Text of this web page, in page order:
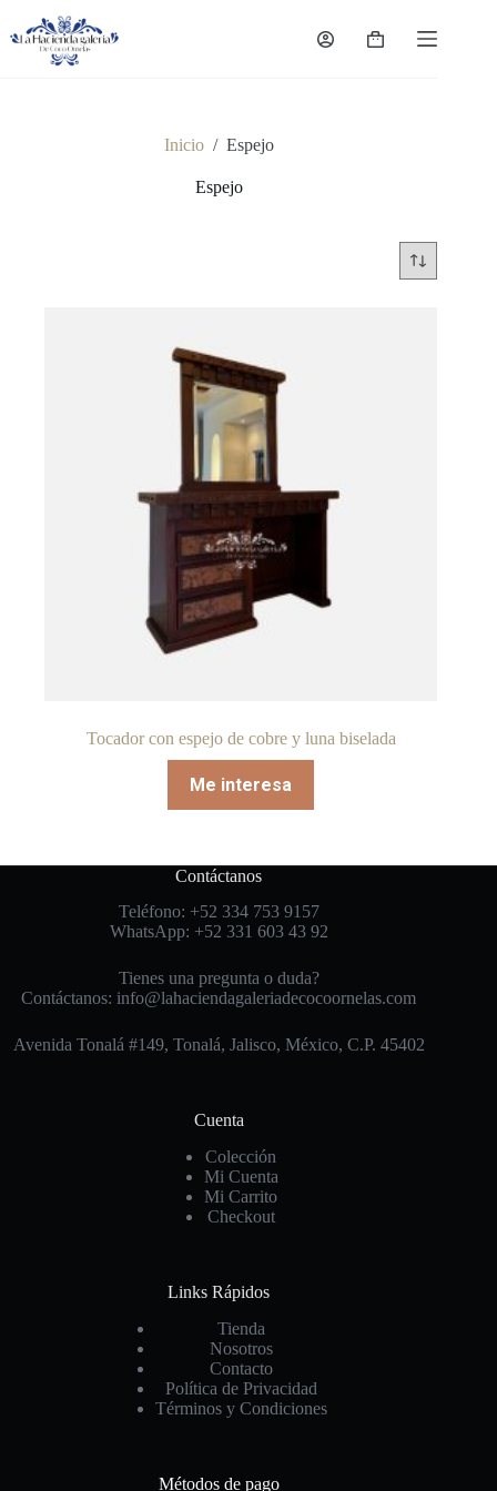
contenido
Carro
Inicio / Espejo
Espejo
Tocador con espejo de cobre y luna biselada
Me interesa
Contáctanos
Teléfono: +52 334 753 9157
WhatsApp: +52 331 603 43 92
Tienes una pregunta o duda?
Contáctanos: info@lahaciendagaleriadecocoornelas.com
Avenida Tonalá #149, Tonalá, Jalisco, México, C.P. 45402
Cuenta
Colección
Mi Cuenta
Mi Carrito
Checkout
Links Rápidos
Tienda
Nosotros
Contacto
Política de Privacidad
Términos y Condiciones
Métodos de pago